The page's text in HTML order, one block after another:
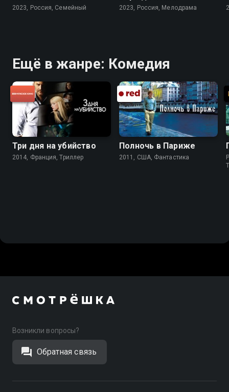
2023, Россия, Cемейный 2023, Россия, Мелодрама
Ещё в жанре: Комедия
Три дня на убийство
2014, Франция, Триллер
Полночь в Париже
2011, США, Фантастика
Возникли вопросы?
Обратная связь